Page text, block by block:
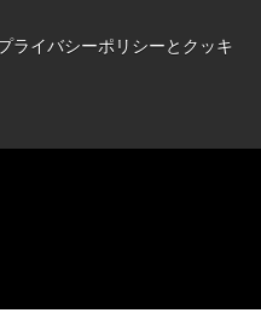
ライバシーポリシーとクッキ